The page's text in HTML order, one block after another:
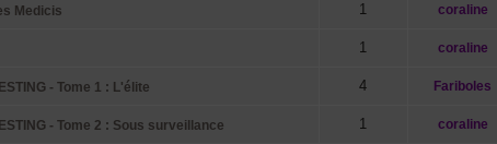
Medicis 1 coraline
1
coraline
- Tome 1 : L'élite 4 Fariboles
- Tome 2 : Sous surveillance 1 coraline